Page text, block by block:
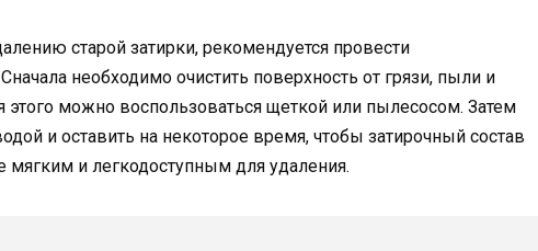
старой затирки, рекомендуется провести
необходимо очистить поверхность от грязи, пыли и
можно воспользоваться щеткой или пылесосом. Затем
и оставить на некоторое время, чтобы затирочный состав
мягким и легкодоступным для удаления.